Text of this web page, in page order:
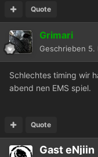
Quote
Grimari
Geschrieben 5.
Schlechtes timing wir
abend nen EMS spiel.
Quote
Gast eNjiin